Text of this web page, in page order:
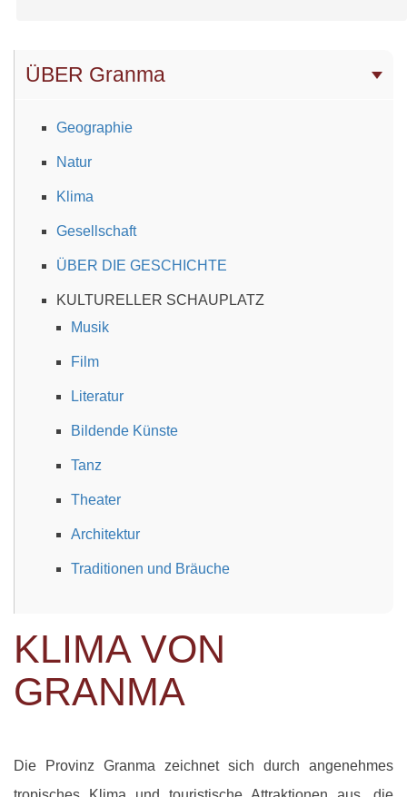
ÜBER Granma
Geographie
Natur
Klima
Gesellschaft
ÜBER DIE GESCHICHTE
KULTURELLER SCHAUPLATZ
Musik
Film
Literatur
Bildende Künste
Tanz
Theater
Architektur
Traditionen und Bräuche
KLIMA VON
GRANMA
Die Provinz Granma zeichnet sich durch angenehmes